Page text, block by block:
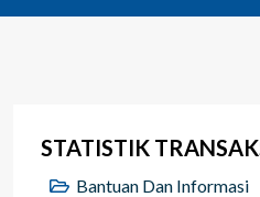
STATISTIK
Bantuan Dan Informasi